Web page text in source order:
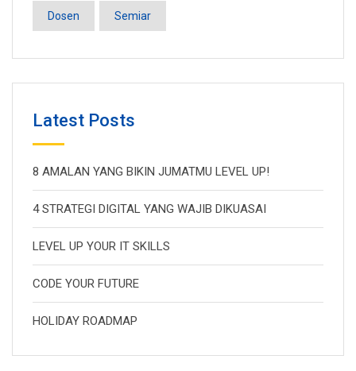
Dosen Semiar
Latest Posts
8 AMALAN YANG BIKIN JUMATMU LEVEL UP!
4 STRATEGI DIGITAL YANG WAJIB DIKUASAI
LEVEL UP YOUR IT SKILLS
CODE YOUR FUTURE
HOLIDAY ROADMAP